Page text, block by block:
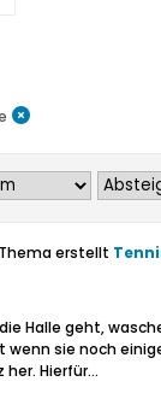
erstellt
Halle geht,
wenn sie noch
her. Hierfür...